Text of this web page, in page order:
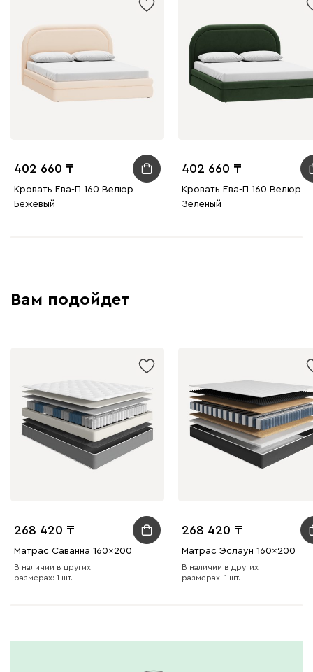
402 660
Кровать Ева-П 160 Велюр
Бежевый
402 660
Кровать Ева-П 160 Велюр
Зеленый
Вам подойдет
268 420
Матрас Саванна 160x200
В наличии в других
размерах: 1 шт.
268 420
Матрас Эслаун 160x200
В наличии в других
размерах: 1 шт.